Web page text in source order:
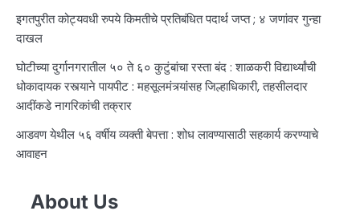
इगतपुरीत कोट्यवधी रुपये किमतीचे प्रतिबंधित पदार्थ जप्त ; ४ जणांवर गुन्हा
दाखल
घोटीच्या दुर्गानगरातील ५० ते ६० कुटुंबांचा रस्ता बंद : शाळकरी विद्यार्थ्यांची
धोकादायक रस्त्याने पायपीट : महसूलमंत्र्यांसह जिल्हाधिकारी, तहसीलदार
आदींकडे नागरिकांची तक्रार
आडवण येथील ५६ वर्षीय व्यक्ती बेपत्ता : शोध लावण्यासाठी सहकार्य करण्याचे
आवाहन
About Us